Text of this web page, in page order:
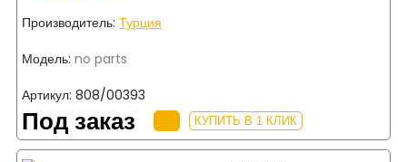
Производитель: Турция
Модель: no parts
Артикул: 808/00393
Под заказ КУПИТЬ В 1 КЛИК